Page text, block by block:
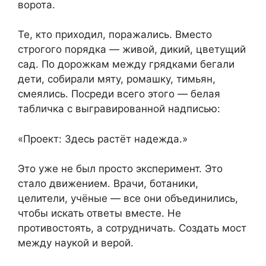
ворота.
Те, кто приходил, поражались. Вместо
строгого порядка — живой, дикий, цветущий
сад. По дорожкам между грядками бегали
дети, собирали мяту, ромашку, тимьян,
смеялись. Посреди всего этого — белая
табличка с выгравированной надписью:
«Проект: Здесь растёт надежда.»
Это уже не был просто эксперимент. Это
стало движением. Врачи, ботаники,
целители, учёные — все они объединились,
чтобы искать ответы вместе. Не
противостоять, а сотрудничать. Создать мост
между наукой и верой.